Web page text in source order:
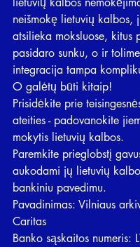
neišmokę lietuvių kalbos,
atsilieka moksluose, kitus
pasidaro sunku, o ir
integracija tampa
O galėtų būti kitaip!
Prisidėkite prie
ateities - padovanokite
mokytis lietuvių kalbos.
Paremkite prieglobstį
aukodami jų lietuvių
bankiniu pavedimu.
Pavadinimas: Vilniaus
Caritas
Banko sąskaitos numeris: